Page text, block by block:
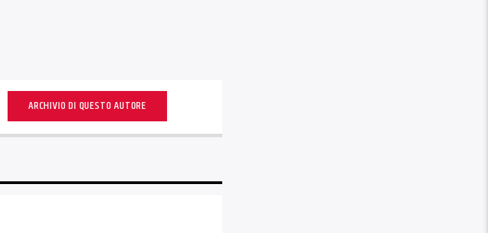
ARCHIVIO DI QUESTO AUTORE